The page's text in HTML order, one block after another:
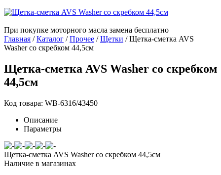
При покупке моторного масла замена бесплатно
Главная /Каталог /Прочее /Щетки /Щетка-сметка AVS
Washer со скребком 44,5см
Щетка-сметка AVS Washer со скребком
44,5см
Код товара: WB-6316/43450
Описание
Параметры
Щетка-сметка AVS Washer со скребком 44,5см
Наличие в магазинах